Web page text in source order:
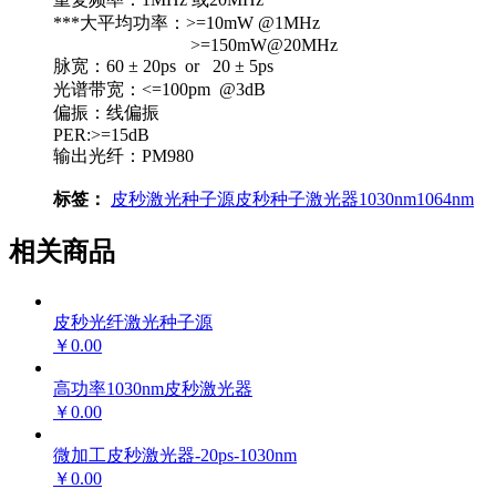
***大平均功率：>=10mW @1MHz
>=150mW@20MHz
脉宽：60 ± 20ps or 20 ± 5ps
光谱带宽：<=100pm @3dB
偏振：线偏振
PER:>=15dB
输出光纤：PM980
标签： 皮秒激光种子源皮秒种子激光器1030nm1064nm
相关商品
皮秒光纤激光种子源
￥0.00
高功率1030nm皮秒激光器
￥0.00
微加工皮秒激光器-20ps-1030nm
￥0.00